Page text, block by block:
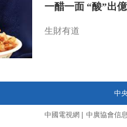
一醋一面 “酸”出
生財有道
中
中國電視網 中廣協會信